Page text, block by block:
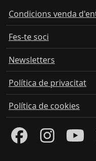
Condicions venda
Fes-te soci
Newsletters
Política de privacitat
Política de cookies